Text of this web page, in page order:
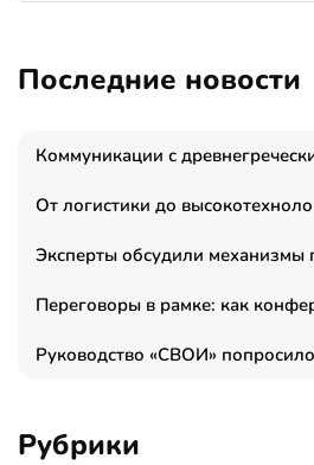
Последние новости
Рубрики